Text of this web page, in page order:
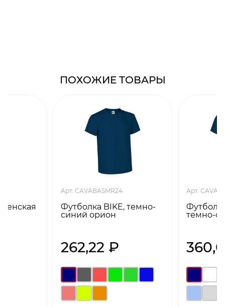
ПОХОЖИЕ ТОВАРЫ
Арт. CAVABASMR24
Футболка BIKE, темно-
синий орион
262,22 ₽
Арт.
темно-